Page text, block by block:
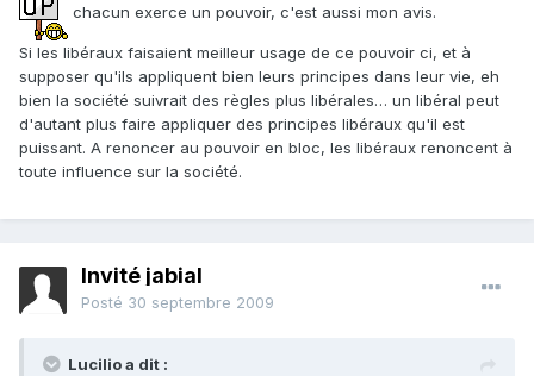
chacun exerce un pouvoir, c'est aussi mon avis.
Si les libéraux faisaient meilleur usage de ce pouvoir ci, et à
supposer qu'ils appliquent bien leurs principes dans leur vie, eh
bien la société suivrait des règles plus libérales… un libéral peut
d'autant plus faire appliquer des principes libéraux qu'il est
puissant. A renoncer au pouvoir en bloc, les libéraux renoncent à
toute influence sur la société.
Invité jabial
Posté 30 septembre 2009
Lucilio a dit :